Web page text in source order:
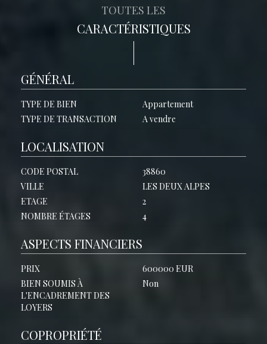
TOUTES LES
CARACTÉRISTIQUES
GÉNÉRAL
TYPE DE BIEN
Appartement
TYPE DE TRANSACTION
A vendre
LOCALISATION
CODE POSTAL
38860
VILLE
LES DEUX ALPES
ETAGE
2
NOMBRE ÉTAGES
4
ASPECTS FINANCIERS
PRIX
600000 EUR
BIEN SOUMIS À
L'ENCADREMENT DES
LOYERS
Non
COPROPRIÉTÉ